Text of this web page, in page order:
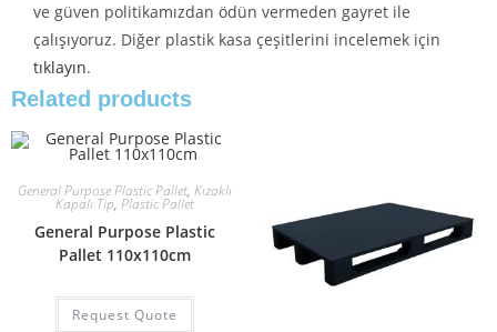
ve güven politikamızdan ödün vermeden gayret ile
çalışıyoruz. Diğer plastik kasa çeşitlerini incelemek için
tıklayın.
Related products
General Purpose Plastic Pallet, Kızaklı
Kapalı Tip, Plastic Pallet
General Purpose Plastic
Pallet 110x110cm
Request Quote